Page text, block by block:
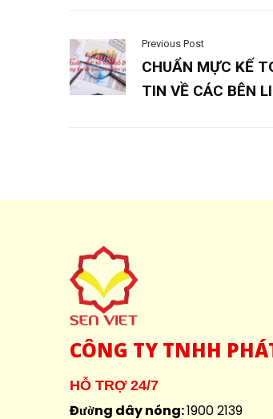
Previous Post
CHUẨN MỰC KẾ
TIN VỀ CÁC BÊN
CÔNG TY TNHH
HỖ TRỢ 24/7
Đường dây nóng:1900 2139